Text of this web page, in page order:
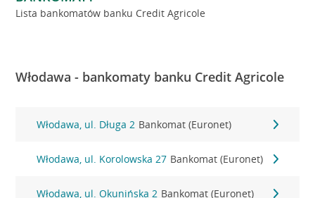
Lista bankomatów banku Credit Agricole
Włodawa - bankomaty banku Credit Agricole
Włodawa, ul. Długa 2 Bankomat (Euronet)
Włodawa, ul. Korolowska 27 Bankomat (Euronet)
Włodawa, ul. Okunińska 2 Bankomat (Euronet)